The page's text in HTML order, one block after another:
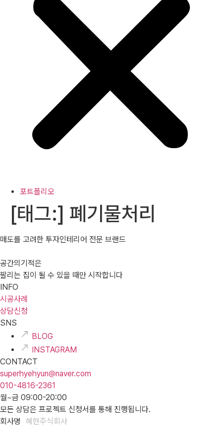
포트폴리오
[태그:] 폐기물처리
매도를 고려한 투자인테리어 전문 브랜드
공간의기적은
팔리는 집이 될 수 있을 때만 시작합니다
INFO
시공사례
상담신청
SNS
BLOG
INSTAGRAM
CONTACT
superhyehyun@naver.com
010-4816-2361
월~금 09:00-20:00
모든 상담은 프로젝트 신청서를 통해 진행됩니다.
회사명
혜현주식회사